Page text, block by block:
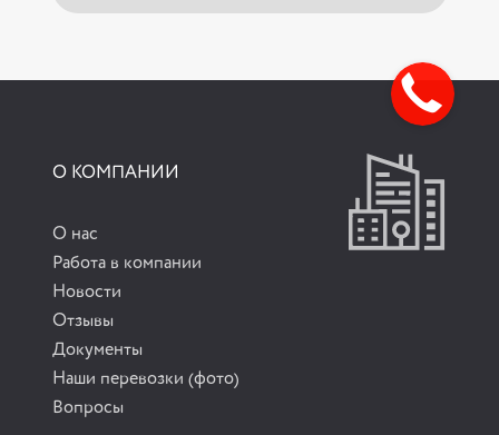
О КОМПАНИИ
О нас
Работа в компании
Новости
Отзывы
Документы
Наши перевозки (фото)
Вопросы